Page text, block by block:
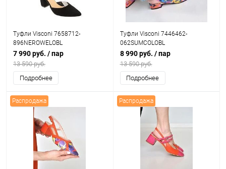
Туфли Visconi 7658712-
896NEROWELOBL
7 990 руб. / пар
13 590 руб.
Подробнее
Туфли Visconi 7446462-
062SUMCOLOBL
8 990 руб. / пар
13 590 руб.
Подробнее
Распродажа Распродажа